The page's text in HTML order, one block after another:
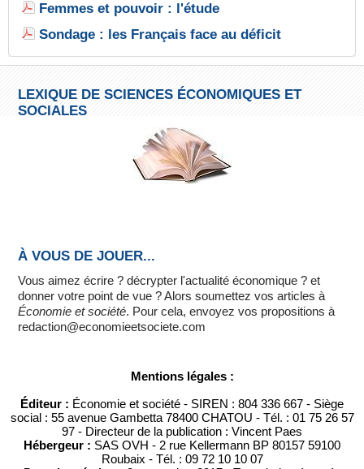
Femmes et pouvoir : l'étude
Sondage : les Français face au déficit
LEXIQUE DE SCIENCES ÉCONOMIQUES ET
SOCIALES
À VOUS DE JOUER...
Vous aimez écrire ? décrypter l'actualité économique ? et
donner votre point de vue ? Alors soumettez vos articles à
Économie et société. Pour cela, envoyez vos propositions à
redaction@economieetsociete.com
Mentions légales :
Éditeur : Économie et société - SIREN : 804 336 667 - Siège
social : 55 avenue Gambetta 78400 CHATOU - Tél. : 01 75 26 57
97 - Directeur de la publication : Vincent Paes
Hébergeur : SAS OVH - 2 rue Kellermann BP 80157 59100
Roubaix - Tél. : 09 72 10 10 07